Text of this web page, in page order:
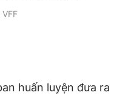
huấn luyện đưa ra